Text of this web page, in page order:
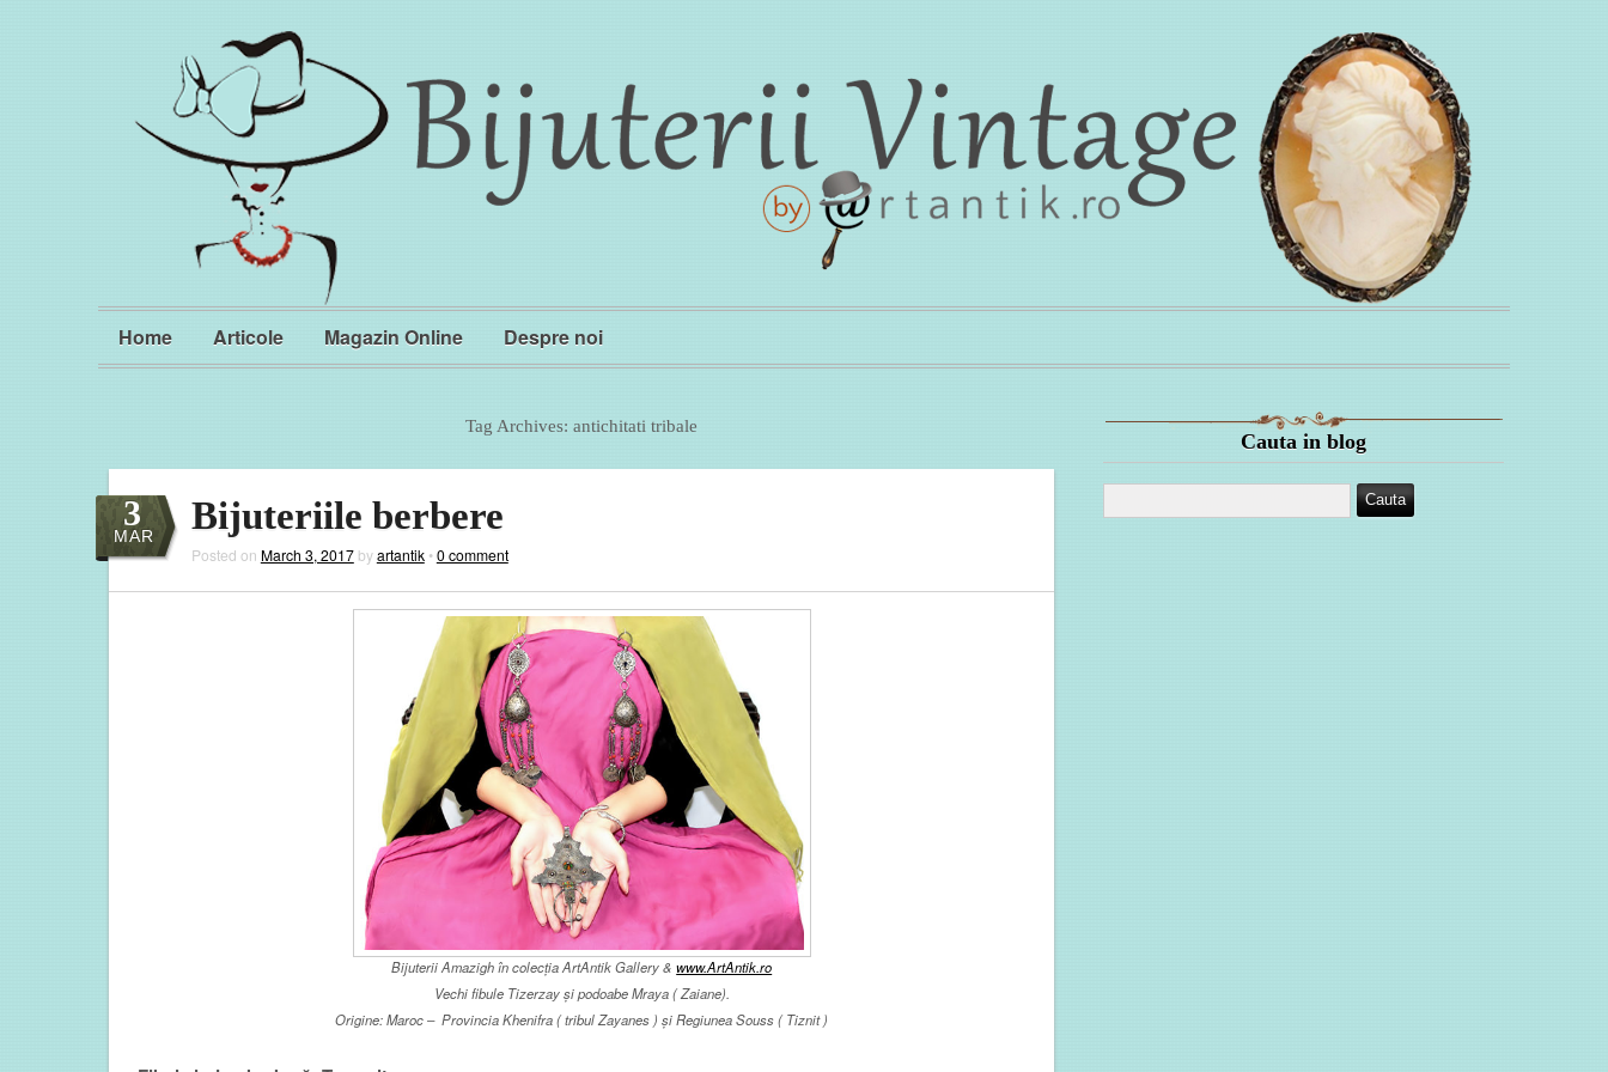
Home Articole Magazin Online Despre noi
Tag Archives:antichitati tribale
Bijuteriile berbere
3
MAR
Posted on March 3, 2017 byartantik•0 comment
Bijuterii Amazigh în colecția ArtAntik Gallery &www.ArtAntik.ro
Vechi fibule Tizerzay și podoabe Mraya (Zaiane).
Origine: Maroc – Provincia Khenifra ( tribul Zayanes ) și Regiunea Souss ( Tiznit )
Cauta in blog